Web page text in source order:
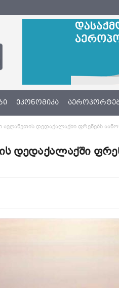
ᲔᲙᲝᲜᲝᲛᲘᲙᲐ
ი ავღანეთის დედაქალაქში ფრენებს
დედაქალაქში